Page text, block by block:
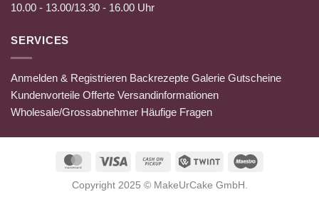
10.00 - 13.00/13.30 - 16.00 Uhr
SERVICES
Anmelden & Registrieren Backrezepte Galerie Gutscheine
Kundenvorteile Offerte Versandinformationen
Wholesale/Grossabnehmer Häufige Fragen
MasterCardVisa
Cash
Pickup
Twint
Copyright 2025 © MakeUrCake GmbH